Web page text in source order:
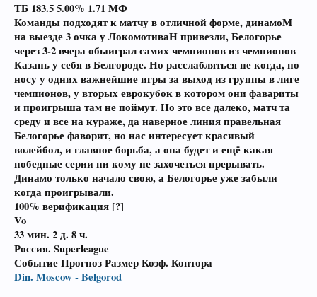
ТБ 183.5 5.00% 1.71МФ
Команды подходят к матчу в отличной форме, динамоМ
на выезде 3 очка у ЛокомотиваН привезли, Белогорье
через 3-2 вчера обыиграл самих чемпионов из чемпионов
Казань у себя в Белгороде. Но расслабляться не когда, но
носу у одних важнейшие игры за выход из группы в лиге
чемпионов, у вторых еврокубок в котором они фавариты
и проигрыша там не поймут. Но это все далеко, матч та
среду и все на кураже, да наверное линия правельная
Белогорье фаворит, но нас интересует красивый
волейбол, и главное борьба, а она будет и ещё какая
победные серии ни кому не захочеться прерывать.
Динамо только начало свою, а Белогорье уже забыли
когда проигрывали.
100% верификация [?]
Vo
33 мин. 2 д. 8 ч.
Россия. Superleague
Событие Прогноз Размер Коэф. Контора
Din. Moscow - Belgorod